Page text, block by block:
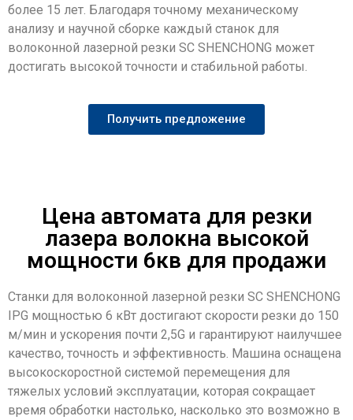
более 15 лет. Благодаря точному механическому
анализу и научной сборке каждый станок для
волоконной лазерной резки SC SHENCHONG может
достигать высокой точности и стабильной работы.
Получить предложение
Цена автомата для резки
лазера волокна высокой
мощности 6кв для продажи
Станки для волоконной лазерной резки SC SHENCHONG
IPG мощностью 6 кВт достигают скорости резки до 150
м/мин и ускорения почти 2,5G и гарантируют наилучшее
качество, точность и эффективность. Машина оснащена
высокоскоростной системой перемещения для
тяжелых условий эксплуатации, которая сокращает
время обработки настолько, насколько это возможно в